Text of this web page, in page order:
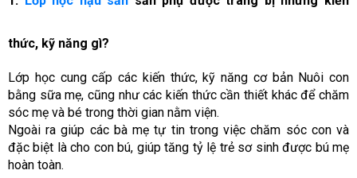
thức, kỹ năng gì?
Lớp học cung cấp các kiến thức, kỹ năng cơ bản Nuôi con
bằng sữa mẹ, cũng như các kiến thức cần thiết khác để chăm
sóc mẹ và bé trong thời gian nằm viện.
Ngoài ra giúp các bà mẹ tự tin trong việc chăm sóc con và
đặc biệt là cho con bú, giúp tăng tỷ lệ trẻ sơ sinh được bú mẹ
hoàn toàn.